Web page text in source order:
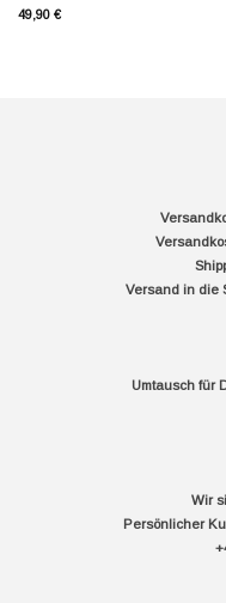
49,90 €
Versand in die
Umtausch für
Wir
Persönlicher